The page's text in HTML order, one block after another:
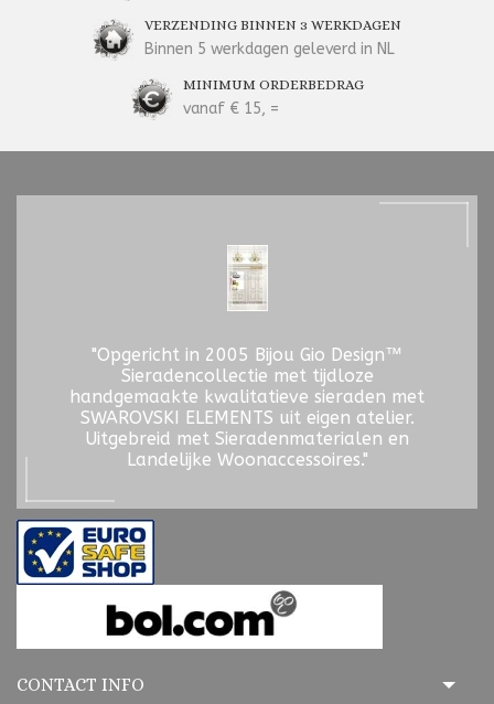
VERZENDING BINNEN 3 WERKDAGEN
Binnen 5 werkdagen geleverd in NL
MINIMUM ORDERBEDRAG
vanaf € 15, =
"Opgericht in 2005 Bijou Gio Design™
Sieradencollectie met tijdloze
handgemaakte kwalitatieve sieraden met
SWAROVSKI ELEMENTS uit eigen atelier.
Uitgebreid met Sieradenmaterialen en
Landelijke Woonaccessoires."
CONTACT INFO